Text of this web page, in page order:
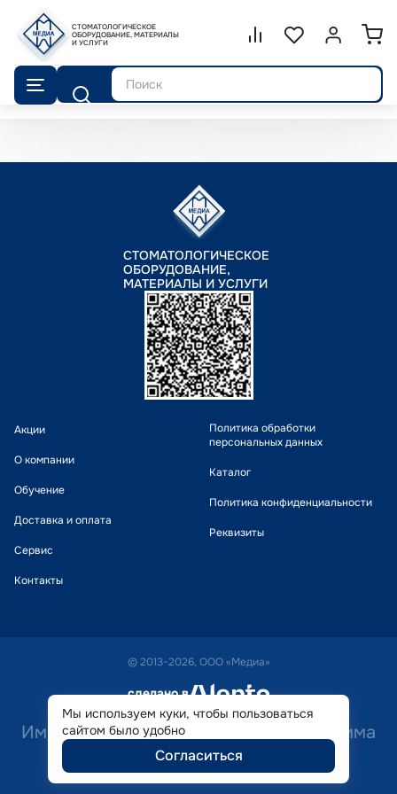
СТОМАТОЛОГИЧЕСКОЕ
ОБОРУДОВАНИЕ, МАТЕРИАЛЫ
И УСЛУГИ
Сравнение.
СписокВойти или
Поиск
СТОМАТОЛОГИЧЕСКОЕ
ОБОРУДОВАНИЕ,
МАТЕРИАЛЫ И УСЛУГИ
Акции
О компании
Обучение
Доставка и оплата
Сервис
Контакты
Политика обработки
персональных данных
Каталог
Политика конфиденциальности
Реквизиты
© 2013-2026, ООО «Медиа»
сделано в alente
Имеются противопоказания. Необходима
консультация специалиста.
Мы используем куки, чтобы пользоваться
сайтом было удобно
Согласиться